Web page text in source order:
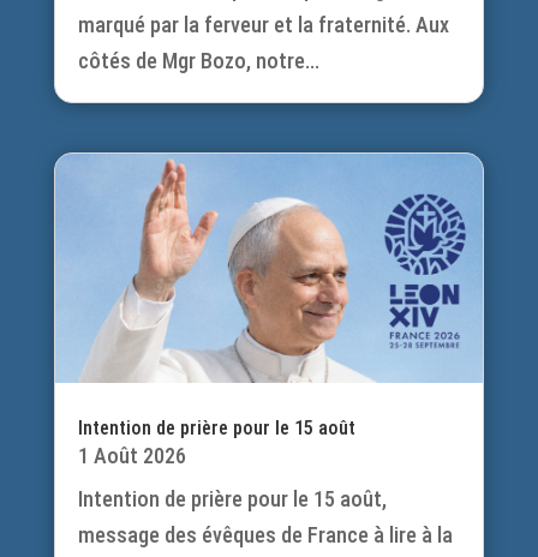
marqué par la ferveur et la fraternité. Aux
côtés de Mgr Bozo, notre...
Intention de prière pour le 15 août
1 Août 2026
Intention de prière pour le 15 août,
message des évêques de France à lire à la